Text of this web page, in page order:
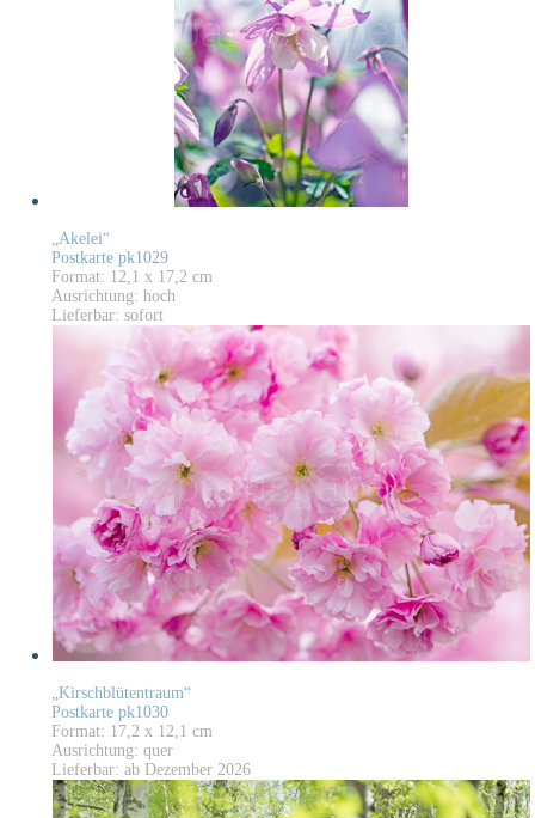
„Akelei“
Postkarte pk1029
Format: 12,1 x 17,2 cm
Ausrichtung: hoch
Lieferbar: sofort
„Kirschblütentraum“
Postkarte pk1030
Format: 17,2 x 12,1 cm
Ausrichtung: quer
Lieferbar: ab Dezember 2026